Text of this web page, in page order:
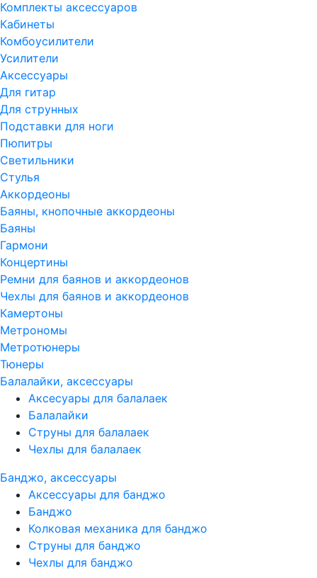
Комплекты аксессуаров
Кабинеты
Комбоусилители
Усилители
Аксессуары
Для гитар
Для струнных
Подставки для ноги
Пюпитры
Светильники
Стулья
Аккордеоны
Баяны, кнопочные аккордеоны
Баяны
Гармони
Концертины
Ремни для баянов и аккордеонов
Чехлы для баянов и аккордеонов
Камертоны
Метрономы
Метротюнеры
Тюнеры
Балалайки, аксессуары
Аксесуары для балалаек
Балалайки
Струны для балалаек
Чехлы для балалаек
Банджо, аксессуары
Аксессуары для банджо
Банджо
Колковая механика для банджо
Струны для банджо
Чехлы для банджо